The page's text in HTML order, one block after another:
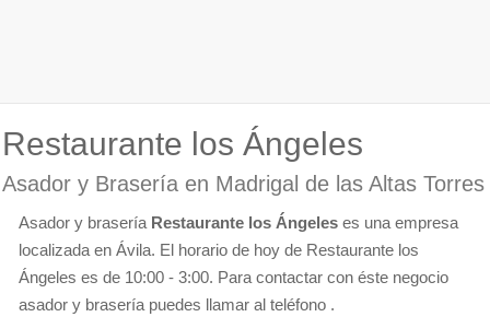
Restaurante los Ángeles
Asador y Brasería en Madrigal de las Altas Torres
Asador y brasería Restaurante los Ángeles es una empresa
localizada en Ávila. El horario de hoy de Restaurante los
Ángeles es de 10:00 - 3:00. Para contactar con éste negocio
asador y brasería puedes llamar al teléfono .